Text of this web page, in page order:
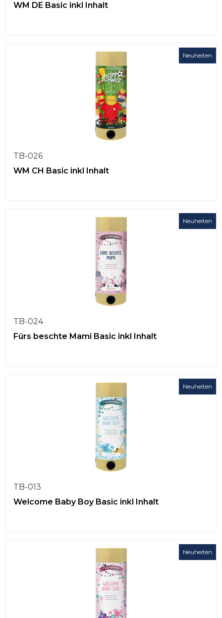
WM DE Basic inkl Inhalt
Neuheiten
TB-026
WM CH Basic inkl Inhalt
Neuheiten
TB-024
Fürs beschte Mami Basic inkl Inhalt
Neuheiten
TB-013
Welcome Baby Boy Basic inkl Inhalt
Neuheiten